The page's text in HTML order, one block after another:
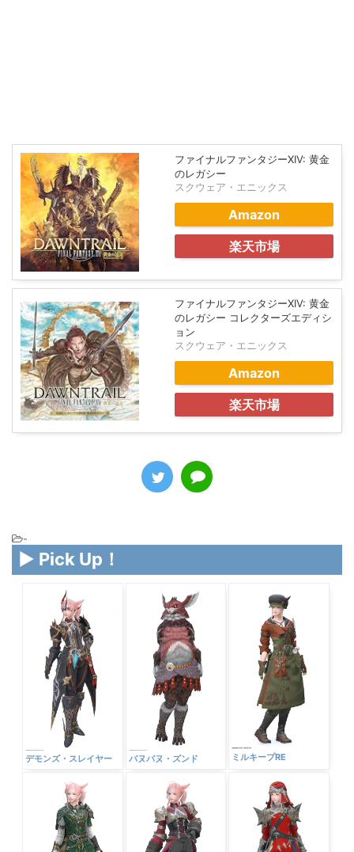
ファイナルファンタジーXIV: 黄金
のレガシー
スクウェア・エニックス
Amazon
楽天市場
ファイナルファンタジーXIV: 黄金
のレガシー コレクターズエディシ
ョン
スクウェア・エニックス
Amazon
楽天市場
-
▶ Pick Up！
デモンズ・スレイヤー バヌバヌ・ズンド ミルキープRE